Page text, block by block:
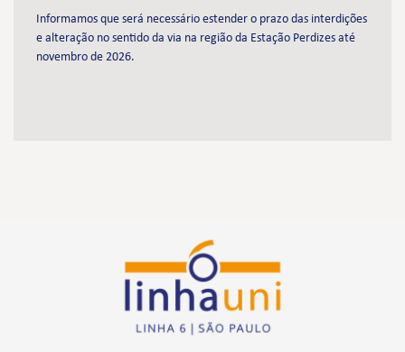
Informamos que será necessário estender o prazo das interdições
e alteração no sentido da via na região da Estação Perdizes até
novembro de 2026.